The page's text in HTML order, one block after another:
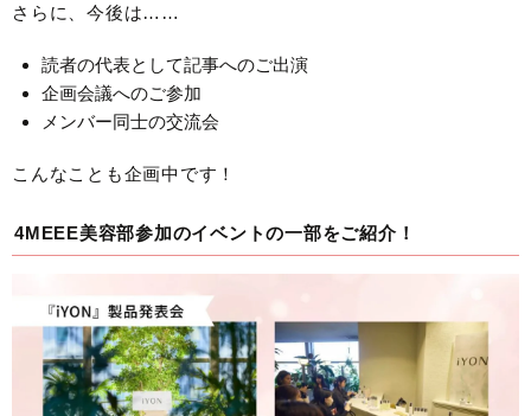
さらに、今後は……
読者の代表として記事へのご出演
企画会議へのご参加
メンバー同士の交流会
こんなことも企画中です！
4MEEE美容部参加のイベントの一部をご紹介！